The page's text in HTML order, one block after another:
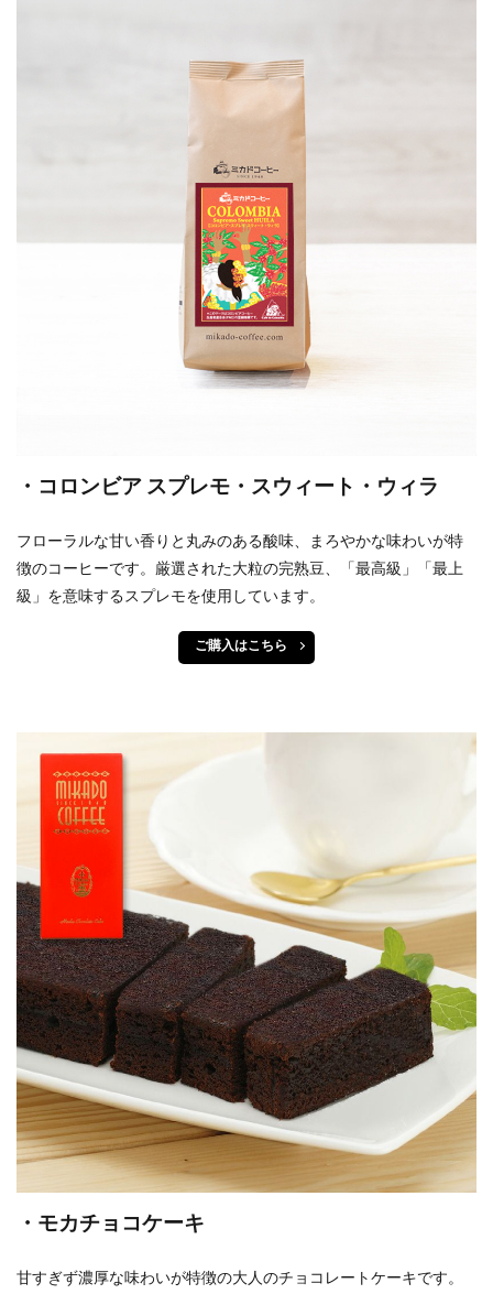
・コロンビア スプレモ・スウィート・ウィラ
フローラルな甘い香りと丸みのある酸味、まろやかな味わいが特
徴のコーヒーです。厳選された大粒の完熟豆、「最高級」「最上
級」を意味するスプレモを使用しています。
ご購入はこちら
・モカチョコケーキ
甘すぎず濃厚な味わいが特徴の大人のチョコレートケーキです。